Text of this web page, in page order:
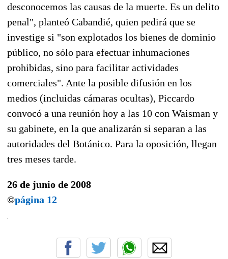
desconocemos las causas de la muerte. Es un delito
penal", planteó Cabandié, quien pedirá que se
investige si "son explotados los bienes de dominio
público, no sólo para efectuar inhumaciones
prohibidas, sino para facilitar actividades
comerciales". Ante la posible difusión en los
medios (incluidas cámaras ocultas), Piccardo
convocó a una reunión hoy a las 10 con Waisman y
su gabinete, en la que analizarán si separan a las
autoridades del Botánico. Para la oposición, llegan
tres meses tarde.
26 de junio de 2008
©página 12